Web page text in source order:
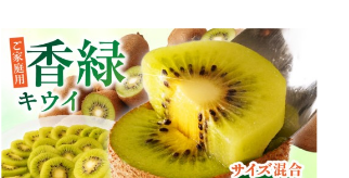
糖度が高い 先行受付 先行予約 季節
限定 旬 おすすめ 訳あり ご家庭用|_
mk006-136